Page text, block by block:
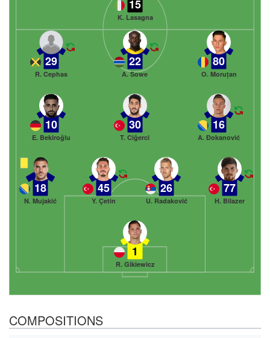
15
K. Lasagna
1
R. Gikiewicz
18
N. Mujakić
45
Y. Çetin
26
U. Radaković
77
H. Bilazer
10
E. Bekiroğlu
30
T. Ciğerci
16
A. Đokanović
29
R. Cephas
22
A. Sowe
80
O. Moruțan
COMPOSITIONS